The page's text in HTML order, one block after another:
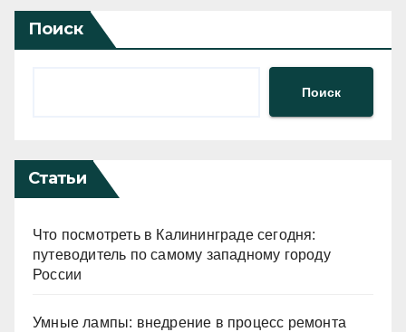
Поиск
Поиск
Статьи
Что посмотреть в Калининграде сегодня:
путеводитель по самому западному городу
России
Умные лампы: внедрение в процесс ремонта